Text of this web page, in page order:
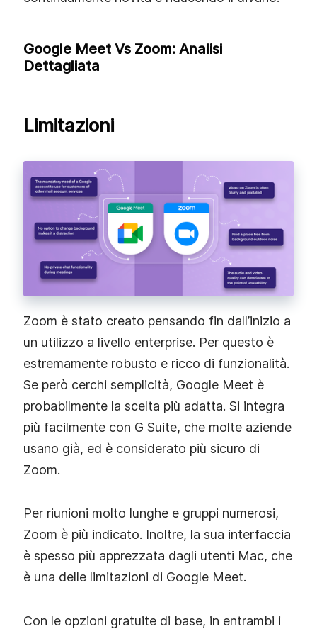
Google Meet Vs Zoom: Analisi
Dettagliata
Limitazioni
Zoom è stato creato pensando fin dall’inizio a
un utilizzo a livello enterprise. Per questo è
estremamente robusto e ricco di funzionalità.
Se però cerchi semplicità, Google Meet è
probabilmente la scelta più adatta. Si integra
più facilmente con G Suite, che molte aziende
usano già, ed è considerato più sicuro di
Zoom.
Per riunioni molto lunghe e gruppi numerosi,
Zoom è più indicato. Inoltre, la sua interfaccia
è spesso più apprezzata dagli utenti Mac, che
è una delle limitazioni di Google Meet.
Con le opzioni gratuite di base, in entrambi i